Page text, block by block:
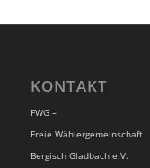
KONTAKT
FWG –
Freie Wählergemeinschaft
Bergisch Gladbach e.V.